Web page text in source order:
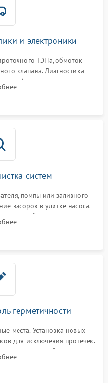
и электроники
ТЭНа, обмоток
клапана. Диагностика
воды), датчика мутности,
модуля управления.
систем
помпы или заливного
засоров в улитке насоса,
ремонт платы
поврежденной проводки.
герметичности
места. Установка новых
для исключения протечек.
системы,
датчика поплавка.